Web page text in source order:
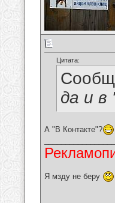
Цитата:
да и
А "В Контакте"?
Я мзду не беру